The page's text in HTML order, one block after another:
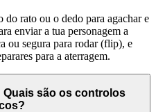
do rato ou o dedo para agachar e
enviar a tua personagem a
ou segura para rodar (flip), e
para a aterragem.
são os controlos